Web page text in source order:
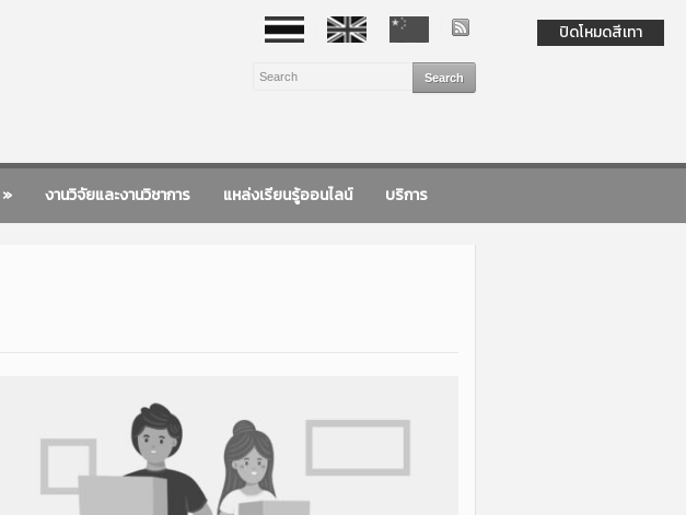
» งานวิจัยและงานวิชาการ แหล่งเรียนรู้ออนไลน์ บริการ
ปิดโหมดสีเทา